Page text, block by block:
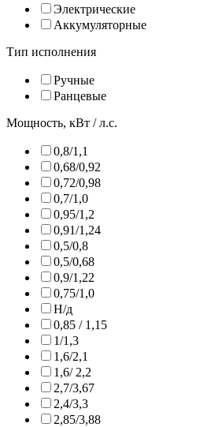
Электрические
Аккумуляторные
Тип исполнения
Ручные
Ранцевые
Мощность, кВт / л.с.
0,8/1,1
0,68/0,92
0,72/0,98
0,7/1,0
0,95/1,2
0,91/1,24
0,5/0,8
0,5/0,68
0,9/1,22
0,75/1,0
Н/д
0,85 / 1,15
1/1,3
1,6/2,1
1,6/ 2,2
2,7/3,67
2,4/3,3
2,85/3,88